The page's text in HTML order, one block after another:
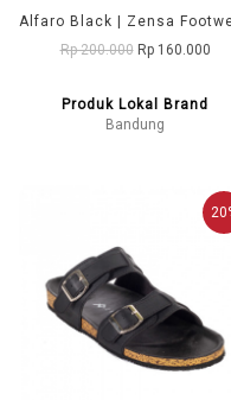
Rp 200.000 Rp 160.000
Produk Lokal Brand
Bandung